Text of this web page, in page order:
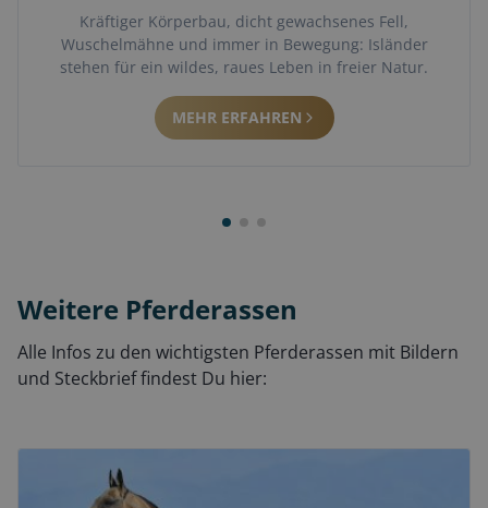
Kräftiger Körperbau, dicht gewachsenes Fell,
Wuschelmähne und immer in Bewegung: Isländer
stehen für ein wildes, raues Leben in freier Natur.
MEHR ERFAHREN
Weitere Pferderassen
Alle Infos zu den wichtigsten Pferderassen mit Bildern
und Steckbrief findest Du hier: